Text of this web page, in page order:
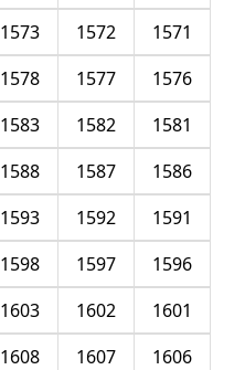
1571
1572
1573
1576
1577
1578
1581
1582
1583
1586
1587
1588
1591
1592
1593
1596
1597
1598
1601
1602
1603
1606
1607
1608